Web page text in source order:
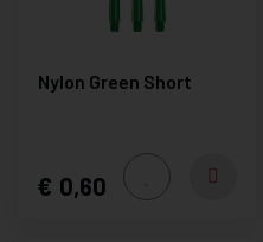
Nylon Green Short
0,60